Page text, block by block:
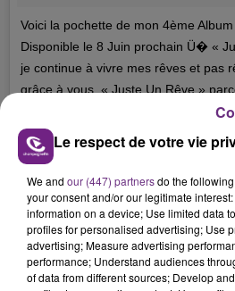
Voici la pochette de mon 4ème
Disponible le 8 Juin prochain Ü� «
je continue à vivre mes rêves et pas
grâce à vous. « Juste Un Rêve »
pensé comme une bulle d’air, une
toutes les personnes qui ont besoin
avec moi quelques instants. « Juste
titre préféré de cet album que j’ai
avec vous et qui reflète totalement
Beaucoup d’autres surprises arrivent
À suivre... ❤
Une publication partagée par
Le respect de votre vie
We and our (447) partnersdo the
your consent and/or our legitimate
information on a device; Use limited data
profiles for personalised advertising; Use
advertising; Measure advertising
performance; Understand audiences
of data from different sources; Develop